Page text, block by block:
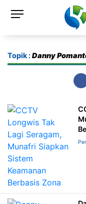
Topik :Danny